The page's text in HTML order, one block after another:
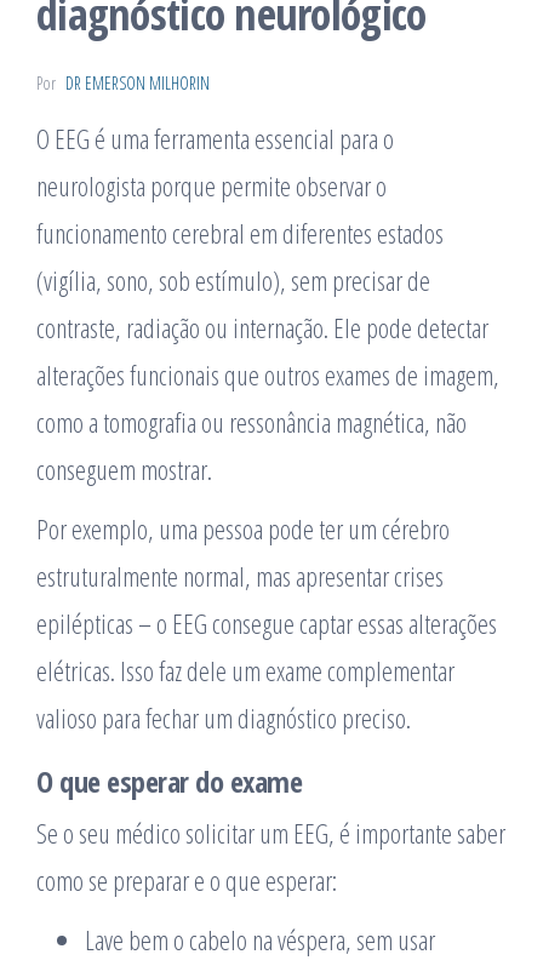
diagnóstico neurológico
Por DR EMERSON MILHORIN
O EEG é uma ferramenta essencial para o
neurologista porque permite observar o
funcionamento cerebral em diferentes estados
(vigília, sono, sob estímulo), sem precisar de
contraste, radiação ou internação. Ele pode detectar
alterações funcionais que outros exames de imagem,
como a tomografia ou ressonância magnética, não
conseguem mostrar.
Por exemplo, uma pessoa pode ter um cérebro
estruturalmente normal, mas apresentar crises
epilépticas – o EEG consegue captar essas alterações
elétricas. Isso faz dele um exame complementar
valioso para fechar um diagnóstico preciso.
O que esperar do exame
Se o seu médico solicitar um EEG, é importante saber
como se preparar e o que esperar:
Lave bem o cabelo na véspera, sem usar